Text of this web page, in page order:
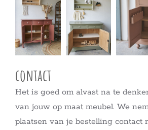
contact
Het is goed om alvast na te
van jouw op maat meubel. We
plaatsen van je bestelling contact